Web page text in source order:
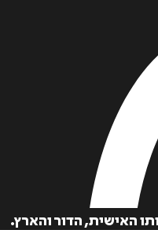
האישית, הדור והארץ.